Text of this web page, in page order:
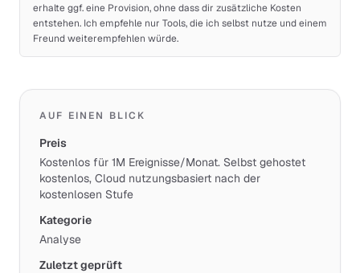
erhalte ggf. eine Provision, ohne dass dir zusätzliche Kosten
entstehen. Ich empfehle nur Tools, die ich selbst nutze und einem
Freund weiterempfehlen würde.
AUF EINEN BLICK
Preis
Kostenlos für 1M Ereignisse/Monat. Selbst gehostet
kostenlos, Cloud nutzungsbasiert nach der
kostenlosen Stufe
Kategorie
Analyse
Zuletzt geprüft